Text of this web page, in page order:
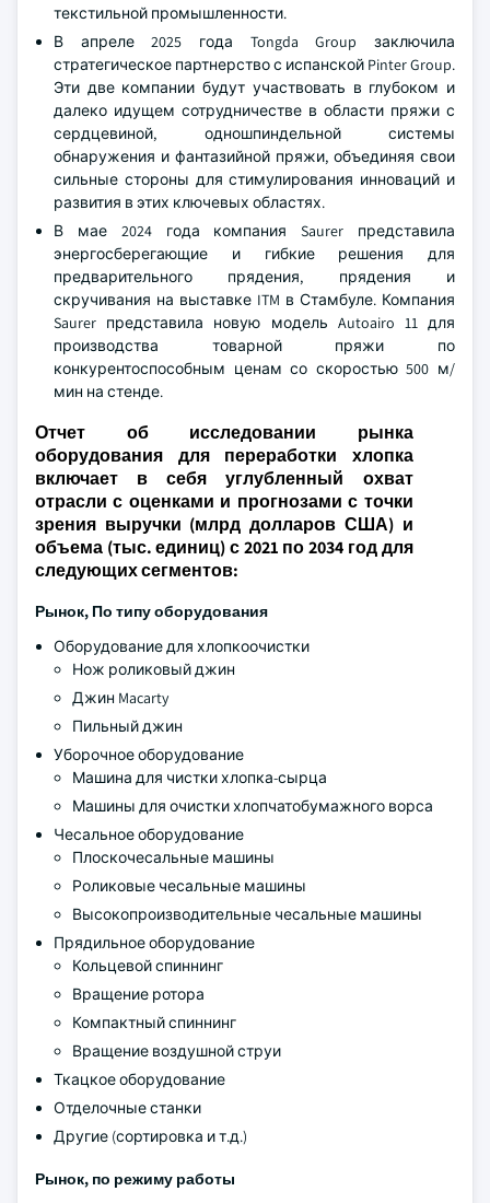
текстильной промышленности.
В апреле 2025 года Tongda Group заключила
стратегическое партнерство с испанской Pinter Group.
Эти две компании будут участвовать в глубоком и
далеко идущем сотрудничестве в области пряжи с
сердцевиной, одношпиндельной системы
обнаружения и фантазийной пряжи, объединяя свои
сильные стороны для стимулирования инноваций и
развития в этих ключевых областях.
В мае 2024 года компания Saurer представила
энергосберегающие и гибкие решения для
предварительного прядения, прядения и
скручивания на выставке ITM в Стамбуле. Компания
Saurer представила новую модель Autoairo 11 для
производства товарной пряжи по
конкурентоспособным ценам со скоростью 500 м/
мин на стенде.
Отчет об исследовании рынка
оборудования для переработки хлопка
включает в себя углубленный охват
отрасли с оценками и прогнозами с точки
зрения выручки (млрд долларов США) и
объема (тыс. единиц) с 2021 по 2034 год для
следующих сегментов:
Рынок, По типу оборудования
Оборудование для хлопкоочистки
Нож роликовый джин
Джин Macarty
Пильный джин
Уборочное оборудование
Машина для чистки хлопка-сырца
Машины для очистки хлопчатобумажного ворса
Чесальное оборудование
Плоскочесальные машины
Роликовые чесальные машины
Высокопроизводительные чесальные машины
Прядильное оборудование
Кольцевой спиннинг
Вращение ротора
Компактный спиннинг
Вращение воздушной струи
Ткацкое оборудование
Отделочные станки
Другие (сортировка и т.д.)
Рынок, по режиму работы